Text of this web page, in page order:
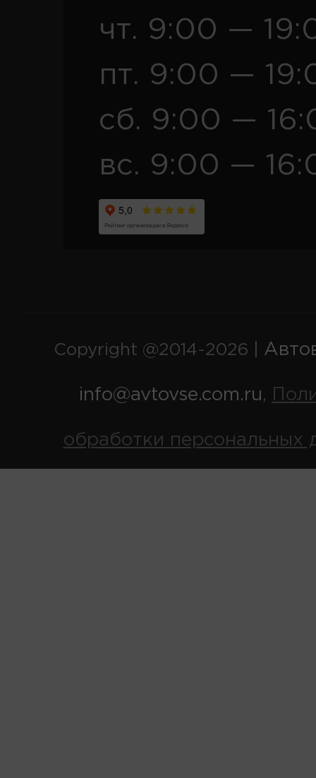
чт. 9:00 —
пт. 9:00 —
сб. 9:00 —
вс. 9:00 —
Copyright @2014-2026 |
info@avtovse.com.ru,
обработки персональных